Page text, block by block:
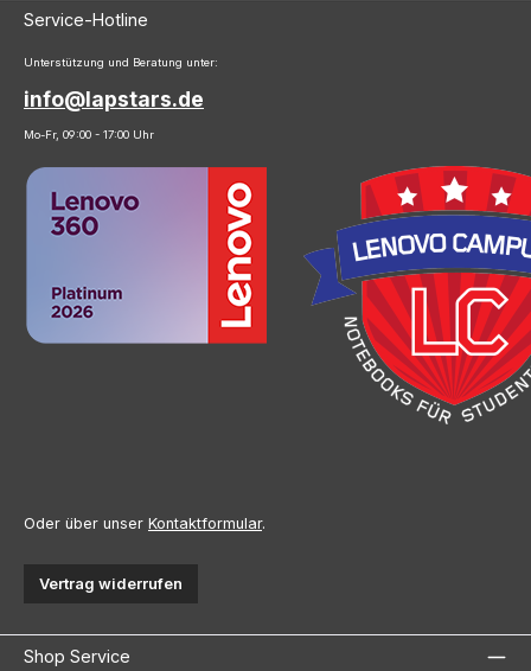
Service-Hotline
Unterstützung und Beratung unter:
info@lapstars.de
Mo-Fr, 09:00 - 17:00 Uhr
Oder über unser Kontaktformular.
Vertrag widerrufen
Shop Service